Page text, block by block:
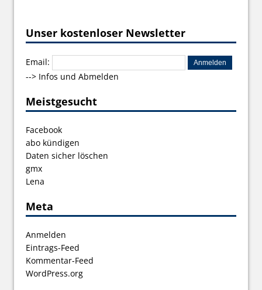
Unser kostenloser Newsletter
Email:
--> Infos und Abmelden
Meistgesucht
Facebook
abo kündigen
Daten sicher löschen
gmx
Lena
Meta
Anmelden
Eintrags-Feed
Kommentar-Feed
WordPress.org